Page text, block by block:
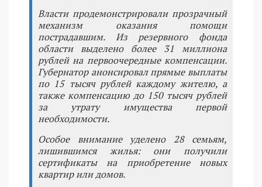
Власти продемонстрировали прозрачный
механизм оказания помощи
пострадавшим. Из резервного фонда
области выделено более 31 миллиона
рублей на первоочередные компенсации.
Губернатор анонсировал прямые выплаты
по 15 тысяч рублей каждому жителю, а
также компенсацию до 150 тысяч рублей
за утрату имущества первой
необходимости.
Особое внимание уделено 28 семьям,
лишившимся жилья: они получили
сертификаты на приобретение новых
квартир или домов.